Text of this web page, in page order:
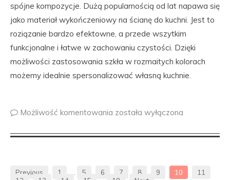
spójne kompozycje. Dużą popularnością od lat napawa się
jako materiał wykończeniowy na ścianę do kuchni. Jest to
roziązanie bardzo efektowne, a przede wszytkim
funkcjonalne i łatwe w zachowaniu czystości. Dzięki
możliwości zastosowania szkła w rozmaitych kolorach
możemy idealnie spersonalizować własną kuchnie.
Możliwość komentowania została wyłączona
Previous 1 5 6 7 8 9 10
11